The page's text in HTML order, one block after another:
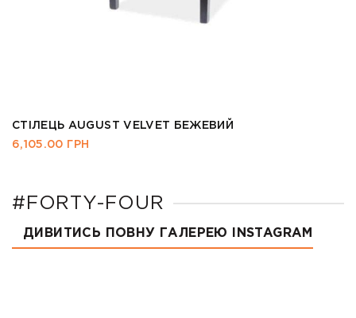
СТІЛЕЦЬ KRIS II
3,140.00
#FORTY-FOUR
ДИВИТИСЬ ПОВНУ ГАЛЕРЕЮ INSTAGRAM